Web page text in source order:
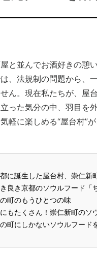
と並んでお酒好きの憩
、法規制の問題から、
ん。現在私たちが、屋
った気分の中、羽目を
軽に楽しめる“屋台村”
に誕生した屋台村、崇仁新
良き京都のソウルフード「
町のもうひとつの味
もたくさん！崇仁新町のソ
町にしかないソウルフード